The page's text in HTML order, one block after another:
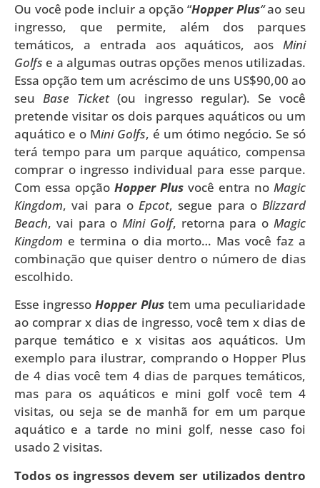
Ou você pode incluir a opção “Hopper Plus“ao seu
ingresso, que permite, além dos parques
temáticos, a entrada aos aquáticos, aos Mini
Golfs e a algumas outras opções menos utilizadas.
Essa opção tem um acréscimo de uns US$90,00 ao
seuBase Ticket(ou ingresso regular). Se você
pretende visitar os dois parques aquáticos ou um
aquático e o Mini Golfs, é um ótimo negócio. Se só
terá tempo para um parque aquático, compensa
comprar o ingresso individual para esse parque.
Com essa opção Hopper Plus você entra no Magic
Kingdom, vai para o Epcot, segue para o Blizzard
Beach, vai para oMini Golf, retorna para oMagic
Kingdom e termina o dia morto… Mas você faz a
combinação que quiser dentro o número de dias
escolhido.
Esse ingresso Hopper Plustem uma peculiaridade
ao comprar x dias de ingresso, você tem x dias de
parque temático e x visitas aos aquáticos. Um
exemplo para ilustrar, comprando o Hopper Plus
de 4 dias você tem 4 dias de parques temáticos,
mas para os aquáticos e mini golf você tem 4
visitas, ou seja se de manhã for em um parque
aquático e a tarde no mini golf, nesse caso foi
usado 2 visitas.
Todos os ingressos devem ser utilizados dentro